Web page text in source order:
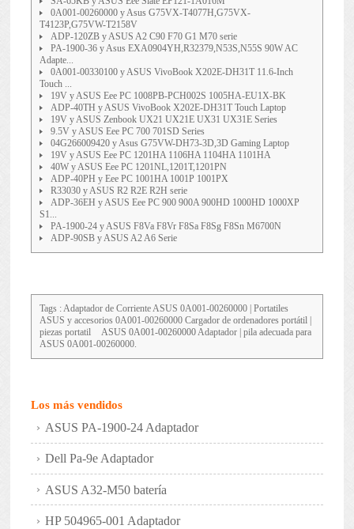
0A001-00260000 y Asus G75VX-T4077H,G75VX-
T4123P,G75VW-T2158V
ADP-120ZB y ASUS A2 C90 F70 G1 M70 serie
PA-1900-36 y Asus EXA0904YH,R32379,N53S,N55S 90W AC
Adapte...
0A001-00330100 y ASUS VivoBook X202E-DH31T 11.6-Inch
Touch ...
19V y ASUS Eee PC 1008PB-PCH002S 1005HA-EU1X-BK
ADP-40TH y ASUS VivoBook X202E-DH31T Touch Laptop
19V y ASUS Zenbook UX21 UX21E UX31 UX31E Series
9.5V y ASUS Eee PC 700 701SD Series
04G266009420 y Asus G75VW-DH73-3D,3D Gaming Laptop
19V y ASUS Eee PC 1201HA 1106HA 1104HA 1101HA
40W y ASUS Eee PC 1201NL,1201T,1201PN
ADP-40PH y Eee PC 1001HA 1001P 1001PX
R33030 y ASUS R2 R2E R2H serie
ADP-36EH y ASUS Eee PC 900 900A 900HD 1000HD 1000XP
S1...
PA-1900-24 y ASUS F8Va F8Vr F8Sa F8Sg F8Sn M6700N
ADP-90SB y ASUS A2 A6 Serie
Tags : Adaptador de CorrienteASUS 0A001-00260000| Portatiles
ASUS y accesorios 0A001-00260000 Cargador de ordenadores portátil |
piezas portatil
ASUS 0A001-00260000Adaptador | pila adecuada para
ASUS 0A001-00260000.
Los más vendidos
ASUS PA-1900-24 Adaptador
Dell Pa-9e Adaptador
ASUS A32-M50 batería
HP 504965-001 Adaptador